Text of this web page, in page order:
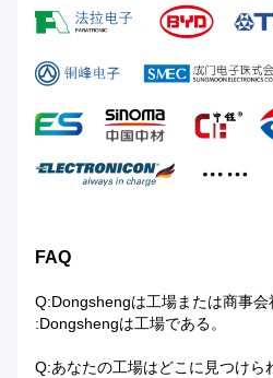
FAQ
Q:Dongshengは工場または商事会
:Dongshengは工場である。
Q:あなたの工場はどこに見つけら